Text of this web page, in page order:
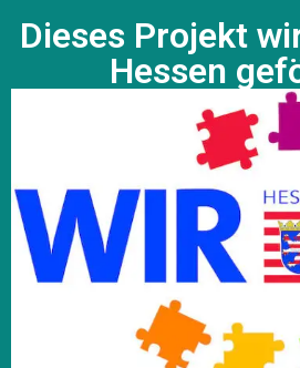
Dieses Projekt
Hessen